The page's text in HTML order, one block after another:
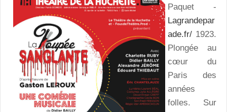
Paquet -
Lagrandepar
ade.fr/ 1923.
Plongée au
cœur du
Paris des
années
folles. Sur